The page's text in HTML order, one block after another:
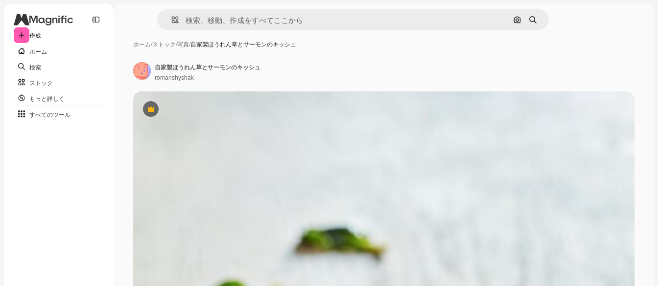
作成
ホーム
検索
ストック
もっと詳しく
すべてのツール
画像で検索
検索
ホーム/ストック/写真/自家製ほうれん草とサーモンのキッシュ
Premium
自家製ほうれん草とサーモンのキッシュ
romanshyshak